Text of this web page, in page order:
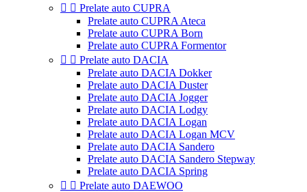
  Prelate auto CUPRA
Prelate auto CUPRA Ateca
Prelate auto CUPRA Born
Prelate auto CUPRA Formentor
  Prelate auto DACIA
Prelate auto DACIA Dokker
Prelate auto DACIA Duster
Prelate auto DACIA Jogger
Prelate auto DACIA Lodgy
Prelate auto DACIA Logan
Prelate auto DACIA Logan MCV
Prelate auto DACIA Sandero
Prelate auto DACIA Sandero Stepway
Prelate auto DACIA Spring
  Prelate auto DAEWOO